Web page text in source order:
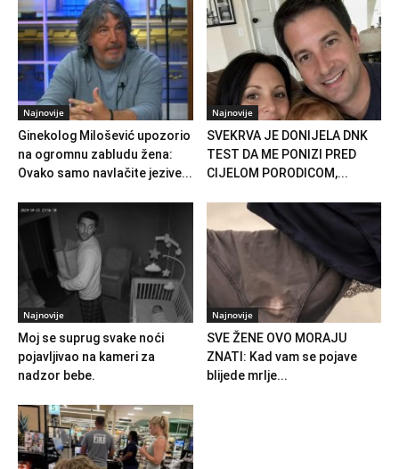
Najnovije
Ginekolog Milošević upozorio
na ogromnu zabludu žena:
Ovako samo navlačite jezive...
Najnovije
SVEKRVA JE DONIJELA DNK
TEST DA ME PONIZI PRED
CIJELOM PORODICOM,...
Najnovije
Moj se suprug svake noći
pojavljivao na kameri za
nadzor bebe.
Najnovije
SVE ŽENE OVO MORAJU
ZNATI: Kad vam se pojave
blijede mrlje...